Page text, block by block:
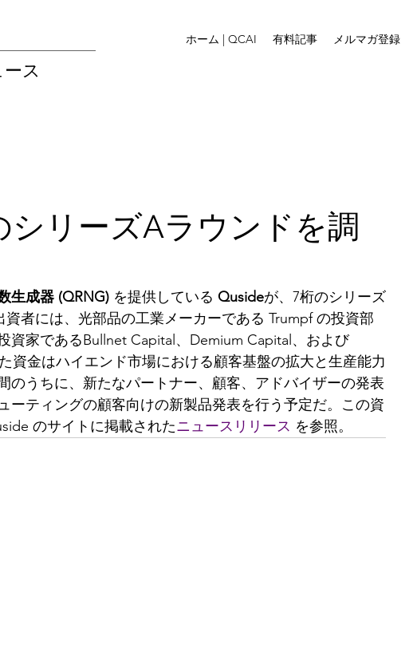
ス
ホーム | QCAI 有料記事 メルマガ登録
シリーズAラウンドを調
生成器 (QRNG) を提供している Qusideが、7桁のシリーズ
者には、光部品の工業メーカーである Trumpf の投資部
資家であるBullnet Capital、Demium Capital、および
資金はハイエンド市場における顧客基盤の拡大と生産能力
のうちに、新たなパートナー、顧客、アドバイザーの発表
ーティングの顧客向けの新製品発表を行う予定だ。この資
のサイトに掲載されたニュースリリース を参照。